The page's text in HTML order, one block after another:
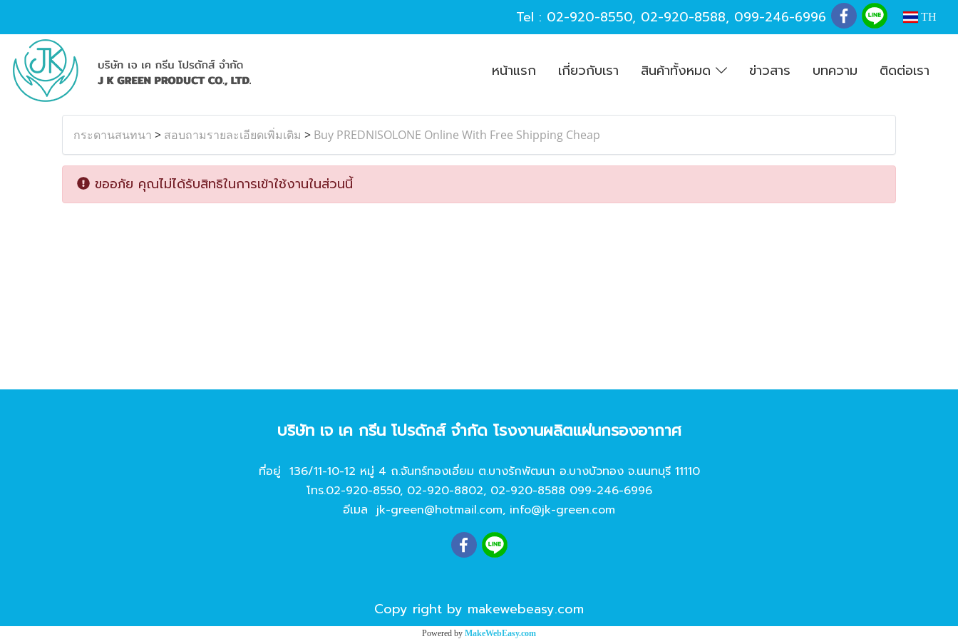
Tel : 02-920-8550, 02-920-8588, 099-246-6996 TH
หน้าแรก เกี่ยวกับเรา สินค้าทั้งหมด ข่าวสาร บทความ ติดต่อเรา
กระดานสนทนา > สอบถามรายละเอียดเพิ่มเติม > Buy PREDNISOLONE Online With Free Shipping Cheap
ขออภัย คุณไม่ได้รับสิทธิในการเข้าใช้งานในส่วนนี้
บริษัท เจ เค กรีน โปรดักส์ จํากัด โรงงานผลิตแผ่นกรองอากาศ
ที่อยู่ 136/11-10-12 หมู่ 4 ถ.จันทร์ทองเอี่ยม ต.บางรักพัฒนา อ.บางบัวทอง จ.นนทบุรี 11110
โทร.02-920-8550, 02-920-8802, 02-920-8588 099-246-6996
อีเมล jk-green@hotmail.com, info@jk-green.com
Copy right by makewebeasy.com
Powered by MakeWebEasy.com